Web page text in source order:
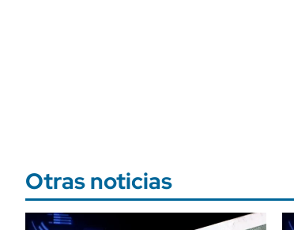
Otras noticias